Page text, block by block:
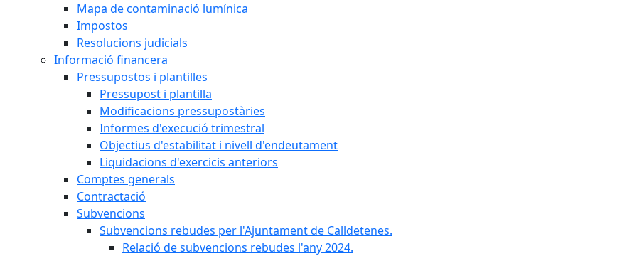
Mapa de contaminació lumínica
Impostos
Resolucions judicials
Informació financera
Pressupostos i plantilles
Pressupost i plantilla
Modificacions pressupostàries
Informes d'execució trimestral
Objectius d'estabilitat i nivell d'endeutament
Liquidacions d'exercicis anteriors
Comptes generals
Contractació
Subvencions
Subvencions rebudes per l'Ajuntament de Calldetenes.
Relació de subvencions rebudes l'any 2024.